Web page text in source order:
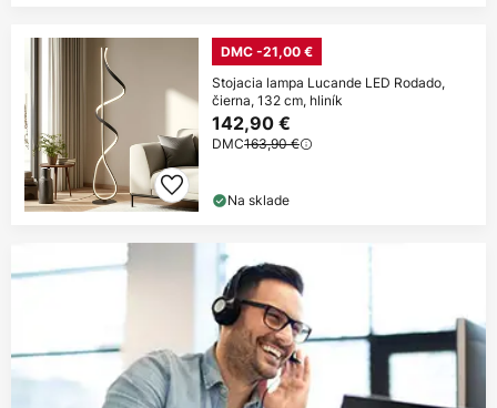
DMC -21,00 €
Stojacia lampa Lucande LED Rodado,
čierna, 132 cm, hliník
142,90 €
DMC163,90 €
Na sklade